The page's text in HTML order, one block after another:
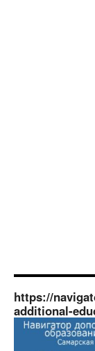
https://
additional-